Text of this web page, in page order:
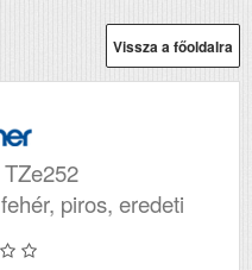
Vissza a főoldalra
fehér, piros, eredeti